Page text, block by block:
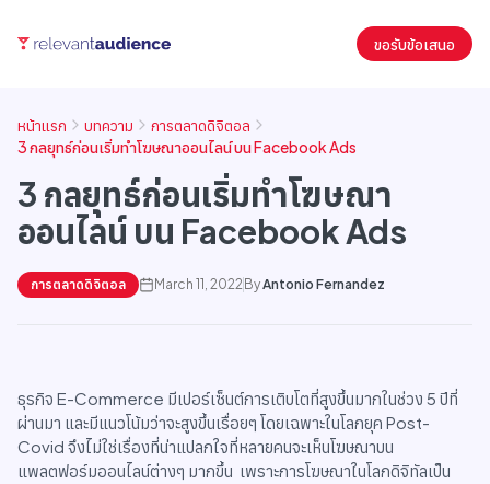
ขอรับข้อเสนอ
หน้าแรก บทความ
การตลาดดิจิตอล
3 กลยุทธ์ก่อนเริ่มทำโฆษณาออนไลน์ บน Facebook Ads
3 กลยุทธ์ก่อนเริ่มทำโฆษณา
ออนไลน์ บน Facebook Ads
การตลาดดิจิตอล March 11, 2022 ByAntonio Fernandez
ธุรกิจ E-Commerce มีเปอร์เซ็นต์การเติบโตที่สูงขึ้นมากในช่วง 5 ปีที่
ผ่านมา และมีแนวโน้มว่าจะสูงขึ้นเรื่อยๆ โดยเฉพาะในโลกยุค Post-
Covid จึงไม่ใช่เรื่องที่น่าแปลกใจที่หลายคนจะเห็นโฆษณาบน
แพลตฟอร์มออนไลน์ต่างๆ มากขึ้น เพราะการโฆษณาในโลกดิจิทัลเป็น